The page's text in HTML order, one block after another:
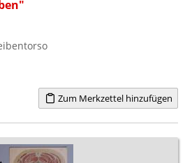
Zum Merkzettel hinzufügen